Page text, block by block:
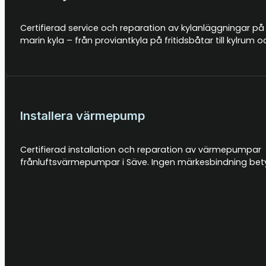
Certifierad service och reparation av kylanläggningar
marin kyla – från proviantkyla på fritidsbåtar till kylrum
Installera värmepump
Certifierad installation och reparation av
frånluftsvärmepumpar i Säve. Ingen märkesbindning